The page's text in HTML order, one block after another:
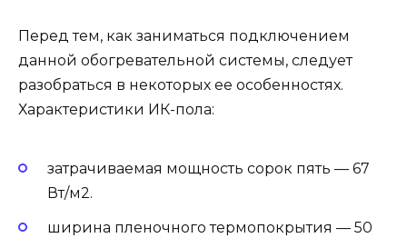
Перед тем, как заниматься подключением
данной обогревательной системы, следует
разобраться в некоторых ее особенностях.
Характеристики ИК-пола:
затрачиваемая мощность сорок пять — 67
Вт/м2.
ширина пленочного термопокрытия — 50